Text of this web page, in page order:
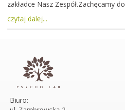
zakładce Nasz Zespół.Zachęcamy
czytaj dalej...
Biuro: